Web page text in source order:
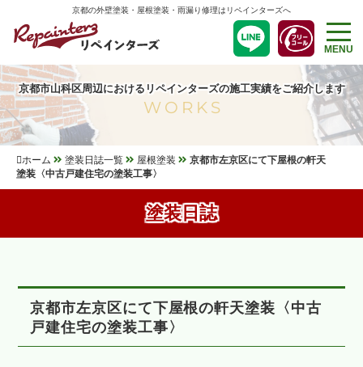
京都の外壁塗装・屋根塗装・雨漏り修理はリペインターズへ
MENU
京都市山科区周辺におけるリペインターズの施工実績をご紹介します
WORKS
ホーム 塗装日誌一覧 屋根塗装
京都市左京区にて下屋根の軒天
塗装〈中古戸建住宅の塗装工事〉
塗装日誌
京都市左京区にて下屋根の軒天塗装〈中古
戸建住宅の塗装工事〉